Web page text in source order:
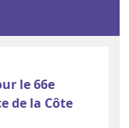
le 66e
de la Côte